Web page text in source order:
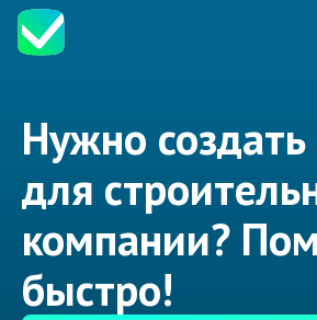
Нужно
для
компании?
быстро!